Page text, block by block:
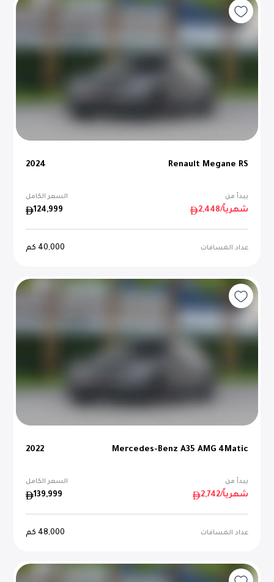
Renault Megane RS
2024
يبدأ من السعر الكامل
2,448 /شهرياً 124,999
عداد المسافات 40,000 كم
Mercedes-Benz A35 AMG 4Matic
2022
يبدأ من السعر الكامل
2,742 /شهرياً 139,999
عداد المسافات 48,000 كم